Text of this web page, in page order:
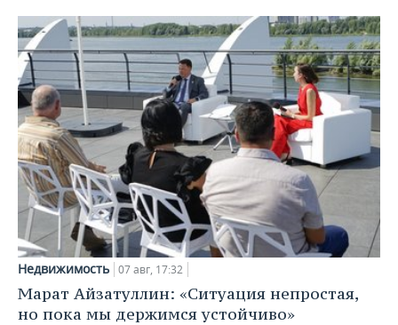
Недвижимость 07 авг, 17:32
Марат Айзатуллин: «Ситуация непростая,
но пока мы держимся устойчиво»